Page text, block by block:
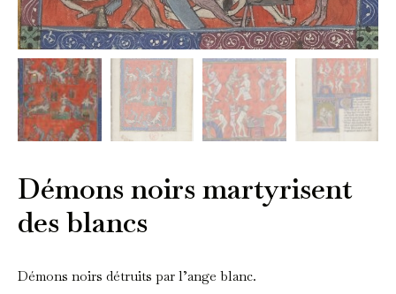
Démons noirs martyrisent
des blancs
Démons noirs détruits par l’ange blanc.